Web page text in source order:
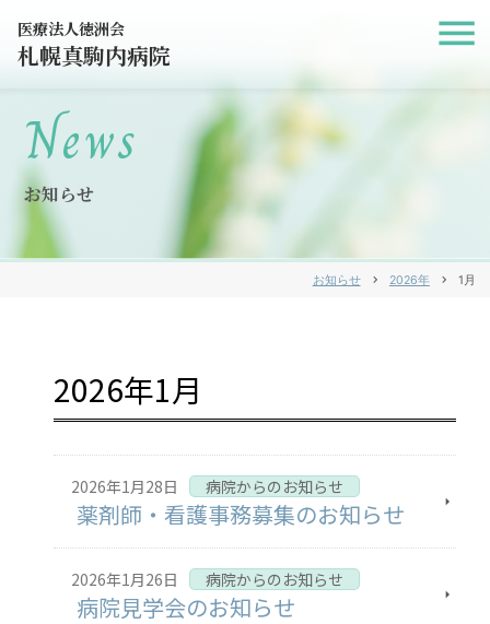
医療法人徳洲会
札幌真駒内病院
お知らせ
News
お知らせ chevron_right 2026年 chevron_right 1月
2026年1月
薬剤師・看護事務募集のお知らせ
2026年1月28日 病院からのお知らせ
病院見学会のお知らせ
2026年1月26日 病院からのお知らせ